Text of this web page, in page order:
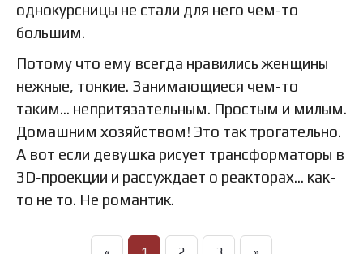
однокурсницы не стали для него чем-то
большим.
Потому что ему всегда нравились женщины
нежные, тонкие. Занимающиеся чем-то
таким… непритязательным. Простым и милым.
Домашним хозяйством! Это так трогательно.
А вот если девушка рисует трансформаторы в
3D‑проекции и рассуждает о реакторах… как-
то не то. Не романтик.